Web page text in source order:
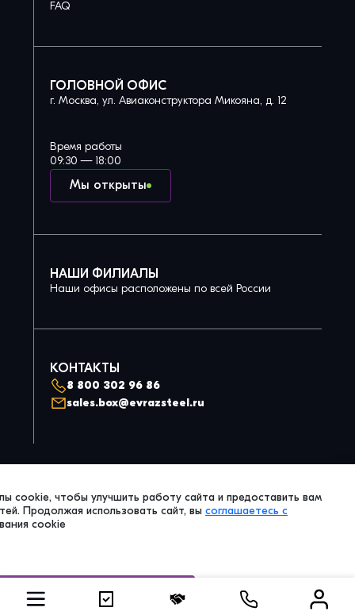
cookie, чтобы улучшить работу сайта и предоставить вам
Продолжая использовать сайт, вы соглашаетесь с
cookie
Принять
FAQ
ГОЛОВНОЙ ОФИС
г. Москва, ул. Авиаконструктора Микояна, д. 12
Мы открыты
Время работы
09:30 — 18:00
НАШИ ФИЛИАЛЫ
Наши офисы расположены по всей России
КОНТАКТЫ
8 800 302 96 86
sales.box@evrazsteel.ru
© 2026 Evraz Steel Box. All Right Reserved.